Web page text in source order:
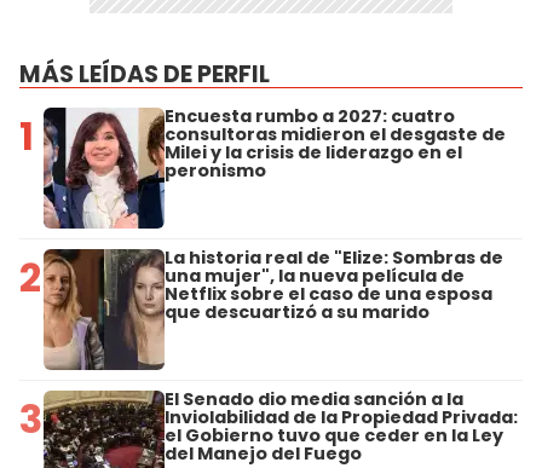
MÁS LEÍDAS DE PERFIL
1 Encuesta rumbo a 2027: cuatro
consultoras midieron el desgaste de
Milei y la crisis de liderazgo en el
peronismo
2 La historia real de "Elize: Sombras de
una mujer", la nueva película de
Netflix sobre el caso de una esposa
que descuartizó a su marido
3 El Senado dio media sanción a la
Inviolabilidad de la Propiedad Privada:
el Gobierno tuvo que ceder en la Ley
del Manejo del Fuego